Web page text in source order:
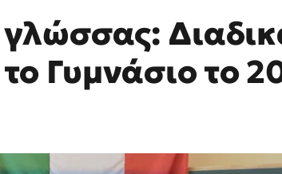
γλώσσας:
Γυμνάσιο το